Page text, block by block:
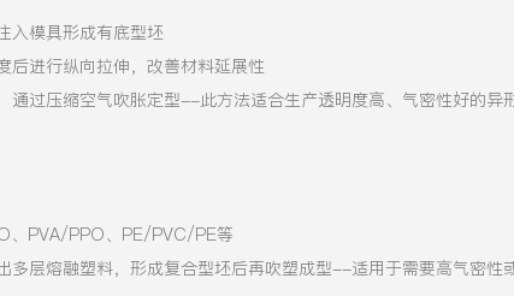
入模具形成有底型坯
后进行纵向拉伸，改善材料延展性
通过压缩空气吹胀定型--此方法适合生产透明度高、气密性好的异
、PVA/PPO、PE/PVC/PE等
多层熔融塑料，形成复合型坯后再吹塑成型--适用于需要高气密性